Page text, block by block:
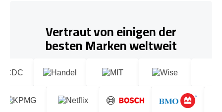
Vertraut von einigen der
besten Marken weltweit